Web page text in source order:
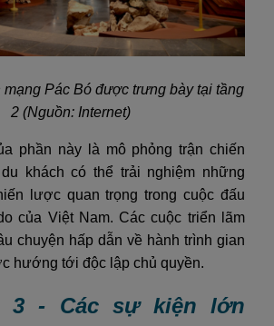
mạng Pác Bó được trưng bày tại tầng
2 (Nguồn: Internet)
phần này là mô phỏng trận chiến
khách có thể trải nghiệm những
lược quan trọng trong cuộc đấu
của Việt Nam. Các cuộc triển lãm
chuyện hấp dẫn về hành trình gian
hướng tới độc lập chủ quyền.
3 - Các sự kiện lớn